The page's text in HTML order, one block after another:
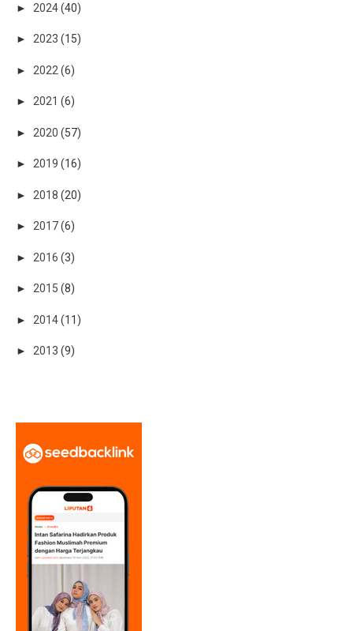
► 2024(40)
► 2023(15)
► 2022(6)
► 2021(6)
► 2020(57)
► 2019(16)
► 2018(20)
► 2017(6)
► 2016(3)
► 2015(8)
► 2014(11)
► 2013(9)